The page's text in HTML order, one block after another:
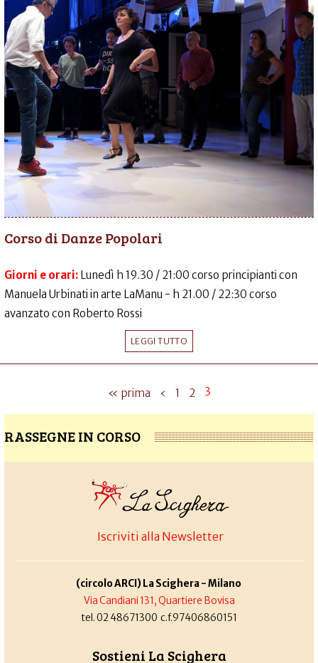
Corso di Danze Popolari
Giorni e orari: Lunedì h 19.30 / 21:00 corso principianti con
Manuela Urbinati in arte LaManu - h 21.00 / 22:30 corso
avanzato con Roberto Rossi
LEGGI TUTTO
« prima ‹ 1 2 3
RASSEGNE IN CORSO
Iscriviti alla Newsletter
(circolo ARCI) La Scighera - Milano
Via Candiani 131, Quartiere Bovisa
tel. 02 48671300 c.f.97406860151
Sostieni La Scighera